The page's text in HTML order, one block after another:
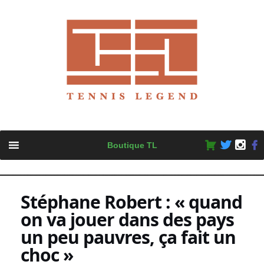
content
Boutique TL
Stéphane Robert : « quand
on va jouer dans des pays
un peu pauvres, ça fait un
choc »